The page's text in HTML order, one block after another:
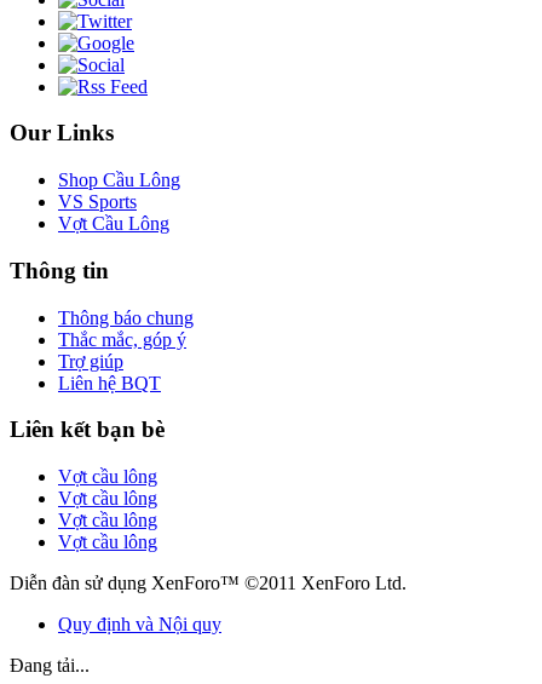
Our Links
Shop Cầu Lông
VS Sports
Vợt Cầu Lông
Thông tin
Thông báo chung
Thắc mắc, góp ý
Trợ giúp
Liên hệ BQT
Liên kết bạn bè
Vợt cầu lông
Vợt cầu lông
Vợt cầu lông
Vợt cầu lông
Diễn đàn sử dụng XenForo™ ©2011 XenForo Ltd.
Quy định và Nội quy
Đang tải...